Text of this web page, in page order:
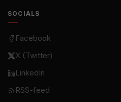
SOCIALS
Facebook
X (Twitter)
LinkedIn
RSS-feed